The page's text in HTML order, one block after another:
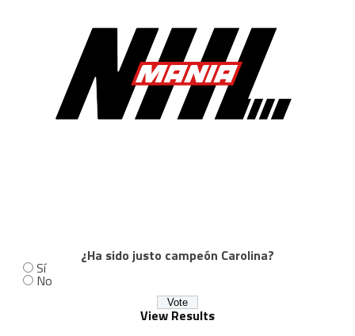
¿Ha sido justo campeón Carolina?
Sí
No
View Results